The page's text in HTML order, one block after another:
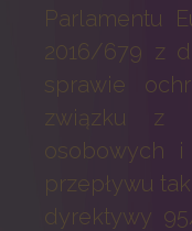
Parlamentu
2016/679 z
sprawie
związku z
osobowych
przepływu
dyrektywy